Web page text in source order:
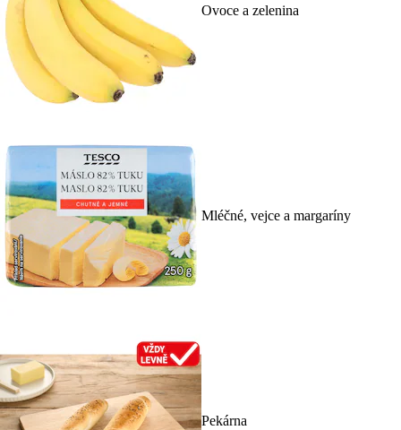
Ovoce a zelenina
Mléčné, vejce a margaríny
Pekárna